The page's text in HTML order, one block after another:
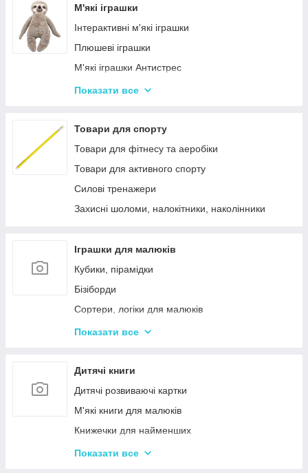
Лялькові будиночки
Візочки для ляльок
Ліжечка для ляльок
Одяг та аксесуари для Ляльок
М'які іграшки
Інтерактивні м'які іграшки
Плюшеві іграшки
М'які іграшки Антистрес
Іграшки для лялькового театру
Показати все
Товари для спорту
Товари для фітнесу та аеробіки
Товари для активного спорту
Силові тренажери
Захисні шоломи, налокітники, наколінники
Іграшки для малюків
Кубики, пірамідки
Бізіборди
Сортери, логіки для малюків
Іграшки з музичними ефектами
Машинки іграшкові для дітей
Дитяче кермо
Іграшка Неваляшка
Каталки з ручкою і на мотузочці
Розвиваючі килимки
Показати все
Дитячі книги
Дитячі розвиваючі картки
М'які книги для малюків
Книжечки для найменших
Книги з наклейками
Показати все